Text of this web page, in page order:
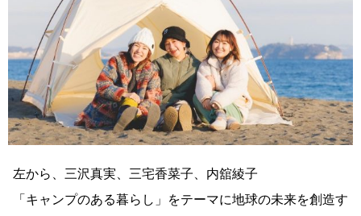
左から、三沢真実、三宅香菜子、内舘綾子
「キャンプのある暮らし」をテーマに地球の未来を創造す